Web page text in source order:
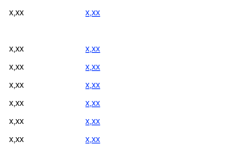
x,xx x,xx
x,xx
x,xx
x,xx
x,xx
x,xx
x,xx
x,xx
x,xx
x,xx
x,xx
x,xx x,xx